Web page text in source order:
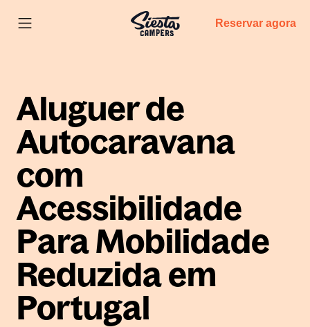
Reservar agora
Aluguer de
Autocaravana
com
Acessibilidade
Para Mobilidade
Reduzida em
Portugal